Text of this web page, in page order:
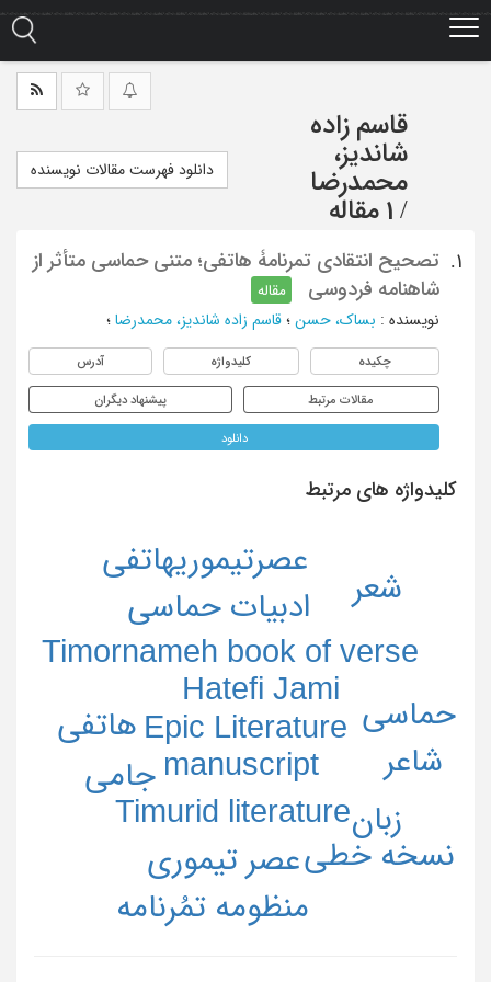
Skip
قاسم زاده
شاندیز،
محمدرضا
/ 1 مقاله
دانلود فهرست مقالات نویسنده
1.
تصحیح انتقادی تمرنامۀ هاتفی؛ متنی حماسی متأثر از
شاهنامه فردوسی
مقاله
نویسنده : بساک، حسن ؛ قاسم زاده شاندیز، محمدرضا ؛
چکیده کلیدواژه آدرس
مقالات مرتبط پیشنهاد دیگران
دانلود
کلیدواژه های مرتبط
Epic Literature
Hatefi Jami
manuscript
Timornameh book of verse
Timurid literature
ادبیات حماسی
عصر تیموری
عصرتيموریهاتفي
منظومه تمُرنامه
نسخه خطی
هاتفی
جامی
حماسی
زبان
شاعر
شعر